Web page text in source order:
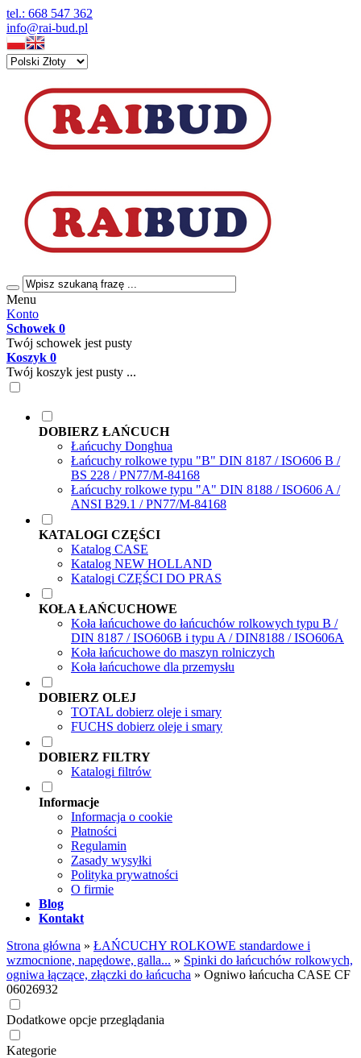
tel.: 668 547 362
info@rai-bud.pl
Menu
Konto
Schowek 0
Twój schowek jest pusty
Koszyk 0
Twój koszyk jest pusty ...
DOBIERZ ŁAŃCUCH
Łańcuchy Donghua
Łańcuchy rolkowe typu "B" DIN 8187 / ISO606 B /
BS 228 / PN77/M-84168
Łańcuchy rolkowe typu "A" DIN 8188 / ISO606 A /
ANSI B29.1 / PN77/M-84168
KATALOGI CZĘŚCI
Katalog CASE
Katalog NEW HOLLAND
Katalogi CZĘŚCI DO PRAS
KOŁA ŁAŃCUCHOWE
Koła łańcuchowe do łańcuchów rolkowych typu B /
DIN 8187 / ISO606B i typu A / DIN8188 / ISO606A
Koła łańcuchowe do maszyn rolniczych
Koła łańcuchowe dla przemysłu
DOBIERZ OLEJ
TOTAL dobierz oleje i smary
FUCHS dobierz oleje i smary
DOBIERZ FILTRY
Katalogi filtrów
Informacje
Informacja o cookie
Płatności
Regulamin
Zasady wysyłki
Polityka prywatności
O firmie
Blog
Kontakt
Strona główna » ŁAŃCUCHY ROLKOWE standardowe i
wzmocnione, napędowe, galla... » Spinki do łańcuchów rolkowych,
ogniwa łączące, złączki do łańcucha » Ogniwo łańcucha CASE CF
06026932
Dodatkowe opcje przeglądania
Kategorie